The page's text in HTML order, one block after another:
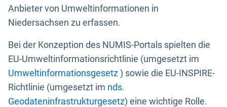
Anbieter von Umweltinformationen in
Niedersachsen zu erfassen.
Bei der Konzeption des NUMIS-Portals spielten die
EU-Umweltinformationsrichtlinie (umgesetzt im
Umweltinformationsgesetz) sowie die EU-INSPIRE-
Richtlinie (umgesetzt im nds.
Geodateninfrastrukturgesetz) eine wichtige Rolle.